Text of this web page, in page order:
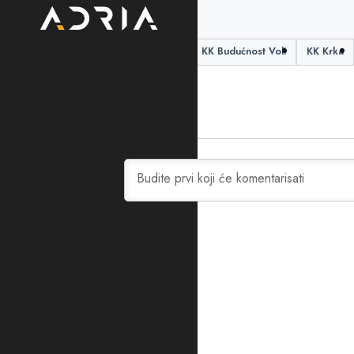
PODIJELITE ČLANAK
KK Budućnost Voli KK Krka